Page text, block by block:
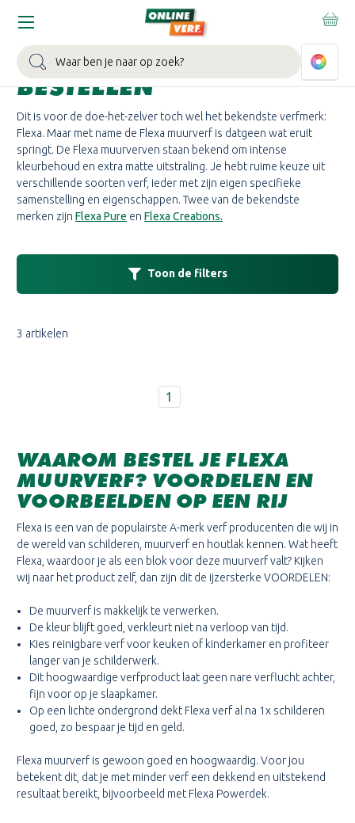
Zoeken
Home Flexa Flexa Muurverf
FLEXA MUURVERF
BESTELLEN
Dit is voor de doe-het-zelver toch wel het bekendste verfmerk:
Flexa. Maar met name de Flexa muurverf is datgeen wat eruit
springt. De Flexa muurverven staan bekend om intense
kleurbehoud en extra matte uitstraling. Je hebt ruime keuze uit
verschillende soorten verf, ieder met zijn eigen specifieke
samenstelling en eigenschappen. Twee van de bekendste
merken zijn Flexa Pure en Flexa Creations.
3 artikelen
1
Toon de filters
WAAROM BESTEL JE FLEXA
MUURVERF? VOORDELEN EN
VOORBEELDEN OP EEN RIJ
Flexa is een van de populairste A-merk verf producenten die wij in
de wereld van schilderen, muurverf en houtlak kennen. Wat heeft
Flexa, waardoor je als een blok voor deze muurverf valt? Kijken
wij naar het product zelf, dan zijn dit de ijzersterke VOORDELEN:
De muurverf is makkelijk te verwerken.
De kleur blijft goed, verkleurt niet na verloop van tijd.
Kies reinigbare verf voor keuken of kinderkamer en profiteer
langer van je schilderwerk.
Dit hoogwaardige verfproduct laat geen nare verflucht achter,
fijn voor op je slaapkamer.
Op een lichte ondergrond dekt Flexa verf al na 1x schilderen
goed, zo bespaar je tijd en geld.
Flexa muurverf is gewoon goed en hoogwaardig. Voor jou
betekent dit, dat je met minder verf een dekkend en uitstekend
resultaat bereikt, bijvoorbeeld met Flexa Powerdek.